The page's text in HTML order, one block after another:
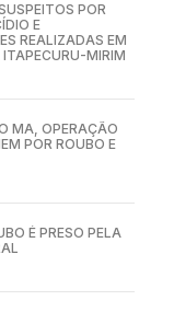
POR
E
REALIZADAS EM
ITAPECURU-MIRIM
MA, OPERAÇÃO
POR ROUBO E
É PRESO PELA